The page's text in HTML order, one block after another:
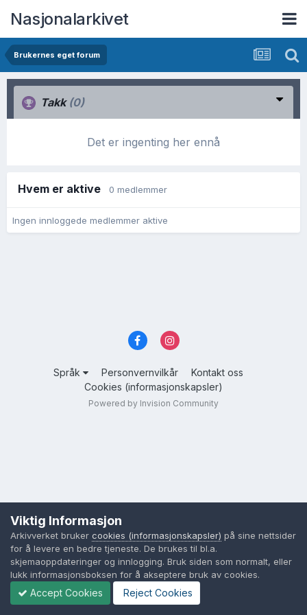
Nasjonalarkivet
Brukernes eget forum
Takk (0)
Det er ingenting her ennå
Hvem er aktive 0 medlemmer
Ingen innloggede medlemmer aktive
Språk Personvernvilkår
Kontakt oss
Cookies (informasjonskapsler)
Powered by Invision Community
Viktig Informasjon
Arkivverket bruker cookies (informasjonskapsler) på sine nettsider
for å levere en bedre tjeneste. De brukes til bl.a.
skjemaoppdateringer og innlogging. Bruk siden som normalt, eller
lukk informasjonsboksen for å akseptere bruk av cookies.
Accept Cookies Reject Cookies